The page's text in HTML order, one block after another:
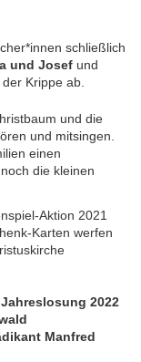
schließlich
und Josef und
Krippe ab.
und die
und mitsingen.
einen
die kleinen
Aktion 2021
Karten werfen
2022
Manfred